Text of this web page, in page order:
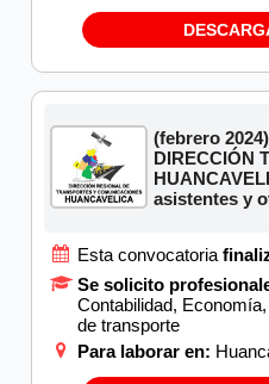
(febrero
DIRECCIÓN
asistentes y
Esta convocatoria
Se solicito
Contabilidad,
de transporte
Para laborar en: